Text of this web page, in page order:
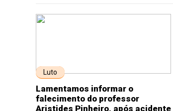
Luto
Lamentamos informar o
falecimento do professor
Aristides Pinheiro, após acidente